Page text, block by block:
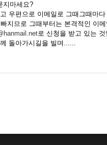
지마세요?
우편으로 이메일로 그때그때마
지므로 그때부터는 본격적인 이
로 신청을 받고 있는
돌아가시길을 빌며......